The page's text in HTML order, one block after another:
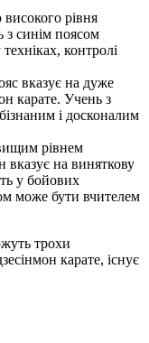
рівня
з синім поясом
контролі
вказує на дуже
карате. Учень з
і досконалим
рівнем
вказує на виняткову
у бойових
може бути вчителем
трохи
карате, існує